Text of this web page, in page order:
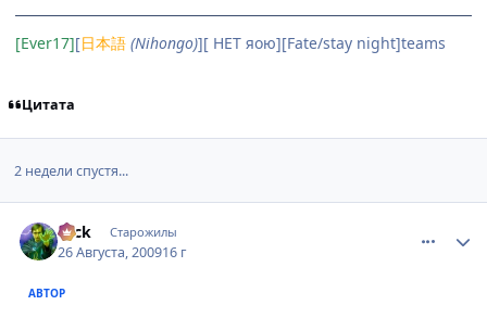
[Ever17][日本語 (Nihongo)][ НЕТ яою][Fate/stay night]teams
Цитата
2 недели спустя...
Nick Старожилы
26 Августа, 200916 г
АВТОР